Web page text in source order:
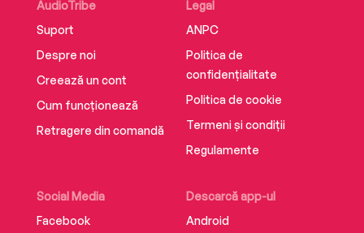
AudioTribe
Suport
Despre noi
Creează un cont
Cum funcționează
Retragere din comandă
Social Media
Facebook
Descarcă app-ul
Android
Legal
ANPC
Politica de
confidențialitate
Politica de cookie
Termeni și condiții
Regulamente